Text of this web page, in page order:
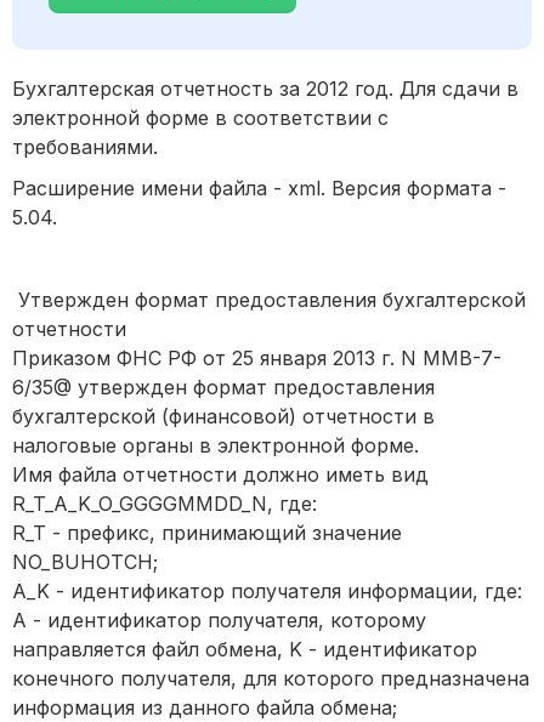
Бухгалтерская отчетность за 2012 год. Для сдачи в
электронной форме в соответствии с
требованиями.
Расширение имени файла - xml. Версия формата -
5.04.
Утвержден формат предоставления бухгалтерской
отчетности
Приказом ФНС РФ от 25 января 2013 г. N ММВ-7-
6/35@ утвержден формат предоставления
бухгалтерской (финансовой) отчетности в
налоговые органы в электронной форме.
Имя файла отчетности должно иметь вид
R_T_A_K_O_GGGGMMDD_N, где:
R_T - префикс, принимающий значение
NO_BUHOTCH;
A_K - идентификатор получателя информации, где:
A - идентификатор получателя, которому
направляется файл обмена, K - идентификатор
конечного получателя, для которого предназначена
информация из данного файла обмена;